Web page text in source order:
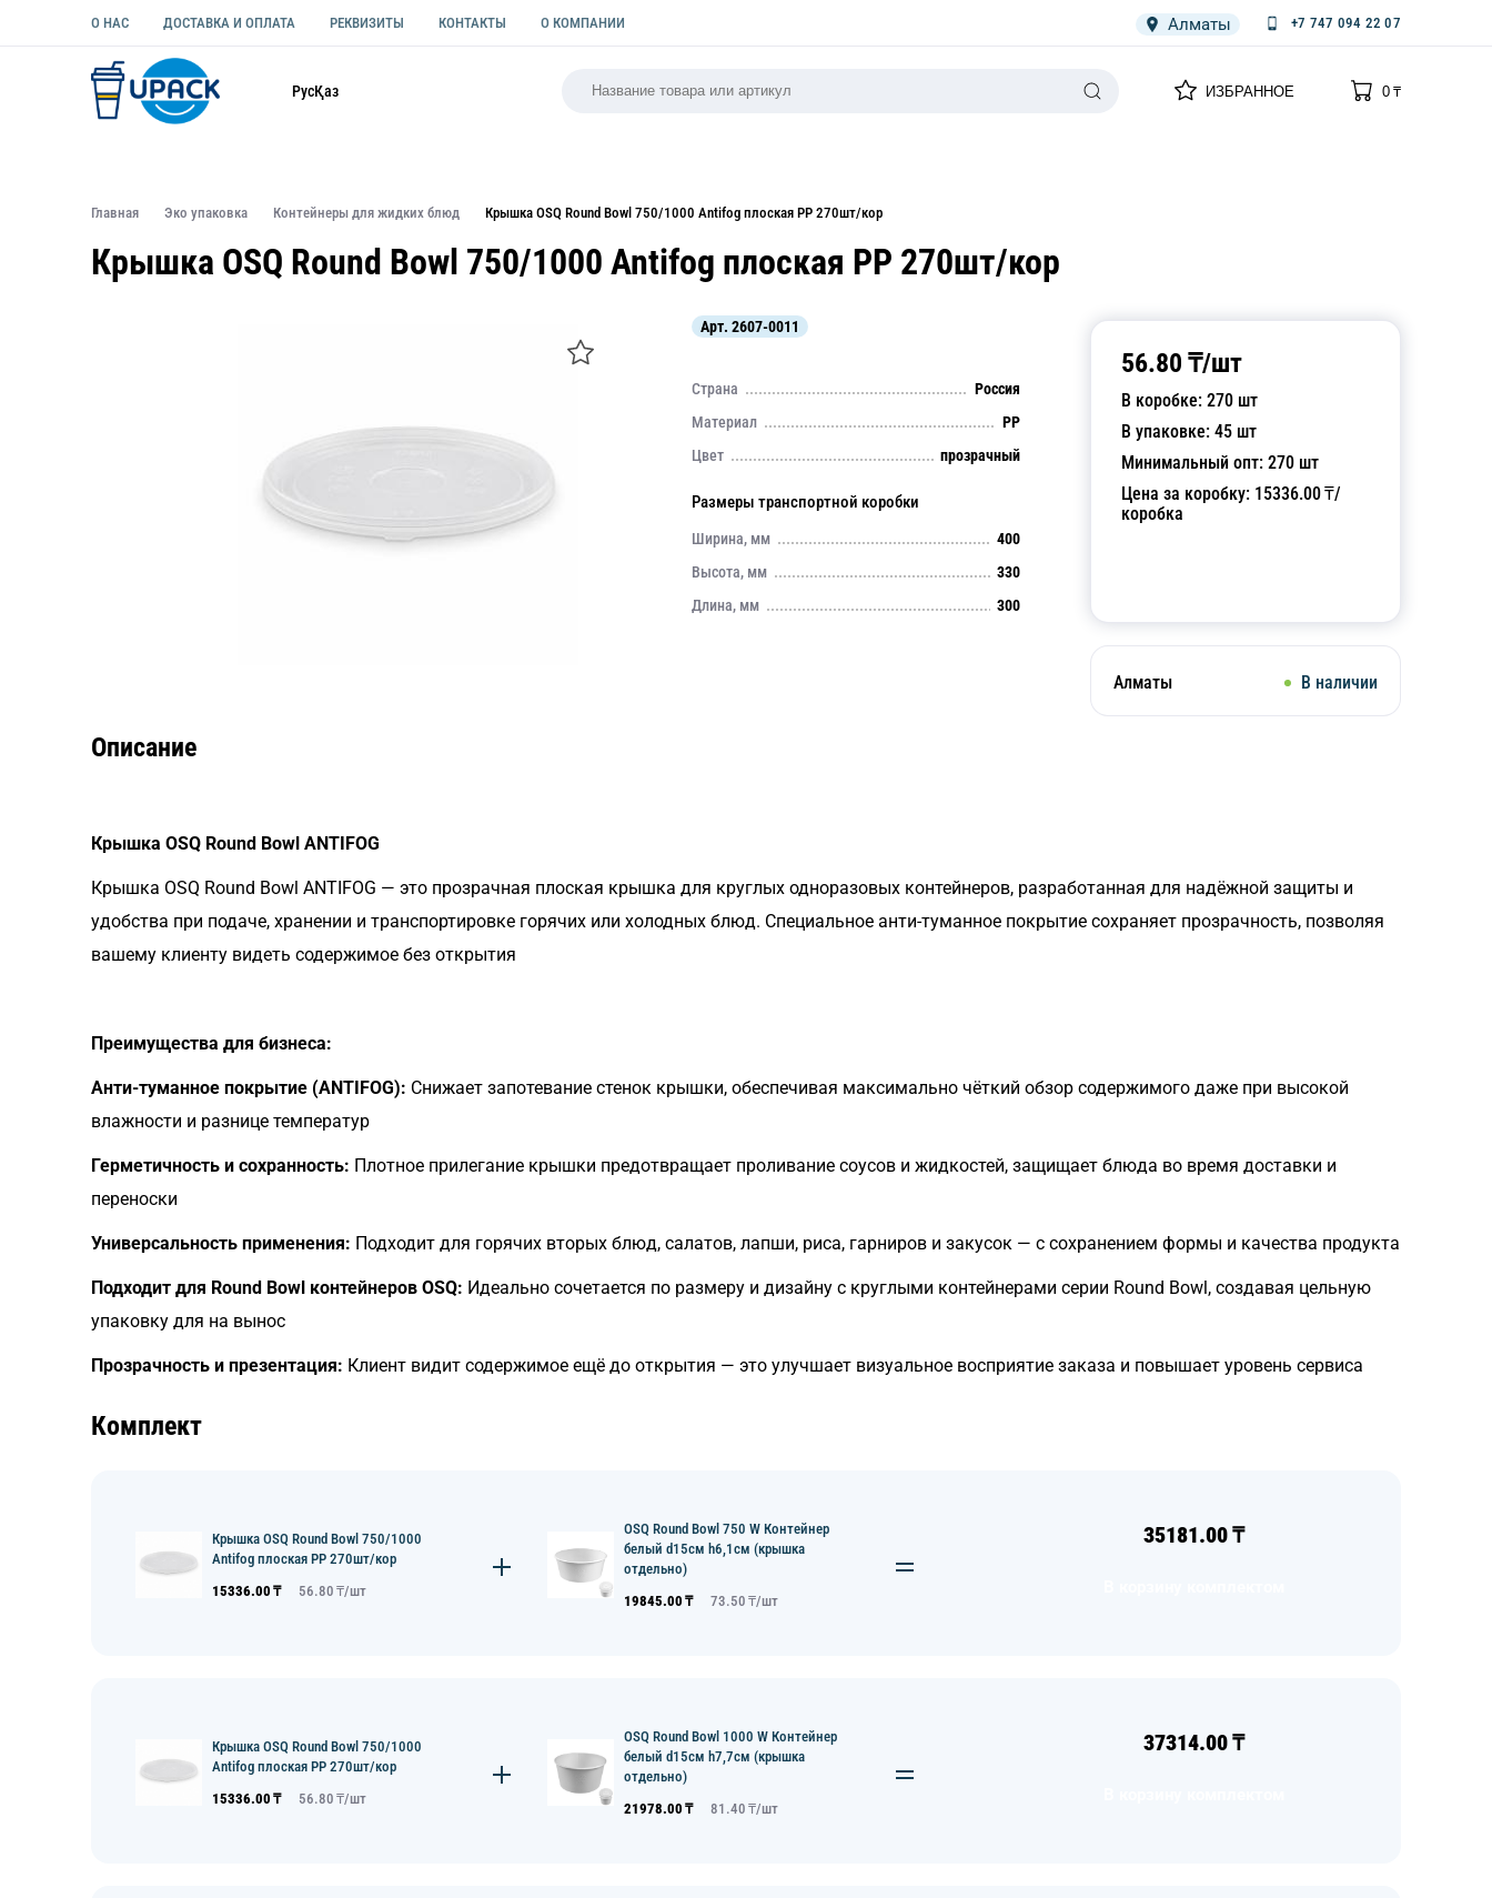
О НАС ДОСТАВКА И ОПЛАТА РЕКВИЗИТЫ КОНТАКТЫ О КОМПАНИИ Алматы +7 747 094 22 07
РусҚаз ИЗБРАННОЕ
0
0₸
Главная Эко упаковка Контейнеры для жидких блюд Крышка OSQ Round Bowl 750/1000 Antifog плоская PP 270шт/кор
Крышка OSQ Round Bowl 750/1000 Antifog плоская PP 270шт/кор
56.80 ₸/шт
В коробке: 270 шт
В упаковке: 45 шт
Минимальный опт: 270 шт
Цена за коробку: 15336.00₸/
коробка
Алматы В наличии
Арт. 2607-0011
Страна
Россия
Материал
PP
Цвет
прозрачный
Размеры транспортной коробки
Ширина, мм
400
Высота, мм
330
Длина, мм
300
Описание
Крышка OSQ Round Bowl ANTIFOG
Крышка OSQ Round Bowl ANTIFOG — это прозрачная плоская крышка для круглых одноразовых контейнеров, разработанная для надёжной защиты и
удобства при подаче, хранении и транспортировке горячих или холодных блюд. Специальное анти-туманное покрытие сохраняет прозрачность, позволяя
вашему клиенту видеть содержимое без открытия
Преимущества для бизнеса:
Анти-туманное покрытие (ANTIFOG): Снижает запотевание стенок крышки, обеспечивая максимально чёткий обзор содержимого даже при высокой
влажности и разнице температур
Герметичность и сохранность: Плотное прилегание крышки предотвращает проливание соусов и жидкостей, защищает блюда во время доставки и
переноски
Универсальность применения: Подходит для горячих вторых блюд, салатов, лапши, риса, гарниров и закусок — с сохранением формы и качества продукта
Подходит для Round Bowl контейнеров OSQ: Идеально сочетается по размеру и дизайну с круглыми контейнерами серии Round Bowl, создавая цельную
упаковку для на вынос
Прозрачность и презентация: Клиент видит содержимое ещё до открытия — это улучшает визуальное восприятие заказа и повышает уровень сервиса
Комплект
Крышка OSQ Round Bowl 750/1000
Antifog плоская PP 270шт/кор
15336.00 ₸ 56.80 ₸/шт
OSQ Round Bowl 750 W Контейнер
белый d15см h6,1см (крышка
отдельно)
19845.00 ₸ 73.50 ₸/шт
35181.00₸
Крышка OSQ Round Bowl 750/1000
Antifog плоская PP 270шт/кор
15336.00 ₸ 56.80 ₸/шт
OSQ Round Bowl 1000 W Контейнер
белый d15см h7,7см (крышка
отдельно)
21978.00 ₸ 81.40 ₸/шт
37314.00₸